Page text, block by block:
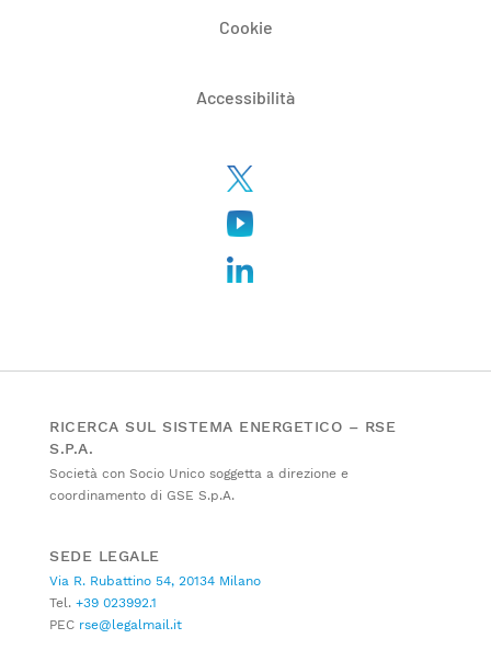
Cookie
Accessibilità
RICERCA SUL SISTEMA ENERGETICO – RSE
S.P.A.
Società con Socio Unico soggetta a direzione e
coordinamento di GSE S.p.A.
SEDE LEGALE
Via R. Rubattino 54, 20134 Milano
Tel. +39 023992.1
PEC rse@legalmail.it